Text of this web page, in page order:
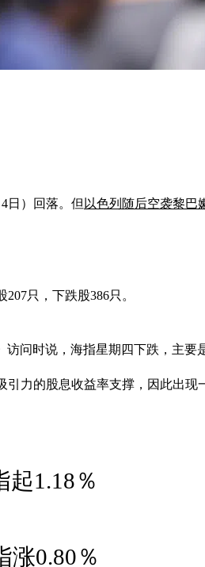
日）回落。但 以色列随后空袭黎巴
只，下跌股386只。
问时说，海指星期四下跌，主
力的股息收益率支撑，因此出现
1.18％
涨0.80％